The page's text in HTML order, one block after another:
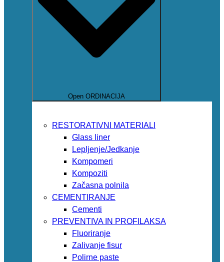
Open ORDINACIJA
RESTORATIVNI MATERIALI
Glass liner
Lepljenje/Jedkanje
Kompomeri
Kompoziti
Začasna polnila
CEMENTIRANJE
Cementi
PREVENTIVA IN PROFILAKSA
Fluoriranje
Zalivanje fisur
Polirne paste